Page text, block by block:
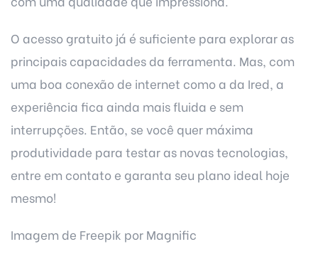
O acesso gratuito já é suficiente para explorar as
principais capacidades da ferramenta. Mas, com
uma boa conexão de internet como a da Ired, a
experiência fica ainda mais fluida e sem
interrupções. Então, se você quer máxima
produtividade para testar as novas tecnologias,
entre em contato e garanta seu plano ideal hoje
mesmo!
Imagem de Freepik por Magnific